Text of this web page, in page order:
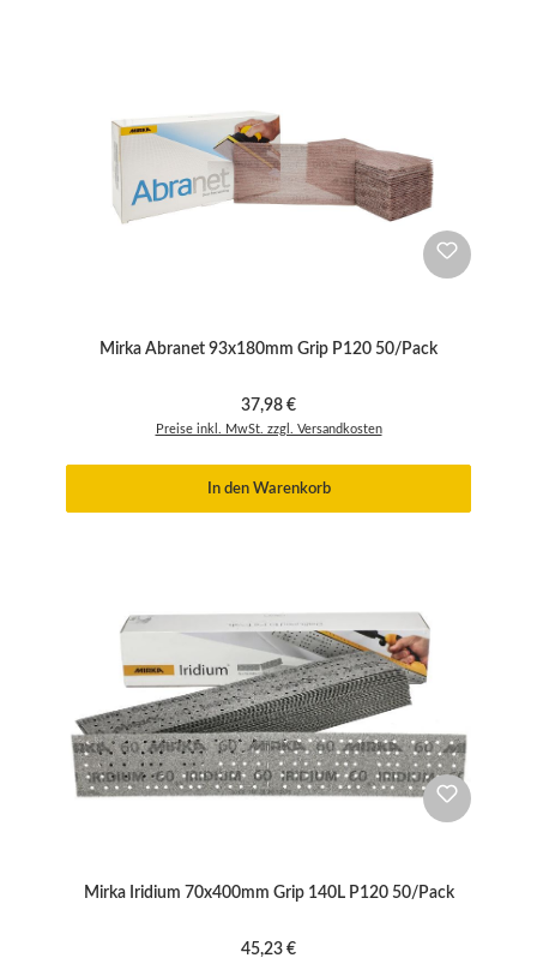
Mirka Abranet 93x180mm Grip P120 50/Pack
Regulärer Preis:
37,98 €
Preise inkl. MwSt. zzgl. Versandkosten
In den Warenkorb
Mirka Iridium 70x400mm Grip 140L P120 50/Pack
Regulärer Preis:
45,23 €